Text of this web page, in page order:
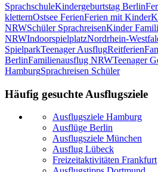
SprachschuleKindergeburtstag Berlin
kletternOstsee FerienFerien mit Kinder
NRWSchüler SprachreisenKinder
NRWIndoorspielplatzNordrhein-
SpielparkTeenager AusflugReitferien
BerlinFamilienausflug NRWTeenager
HamburgSprachreisen Schüler
Häufig gesuchte Ausflugsziele
Ausflugsziele Hamburg
Ausflüge Berlin
Ausflugsziele München
Ausflug Lübeck
Freizeitaktivitäten Frankfurt